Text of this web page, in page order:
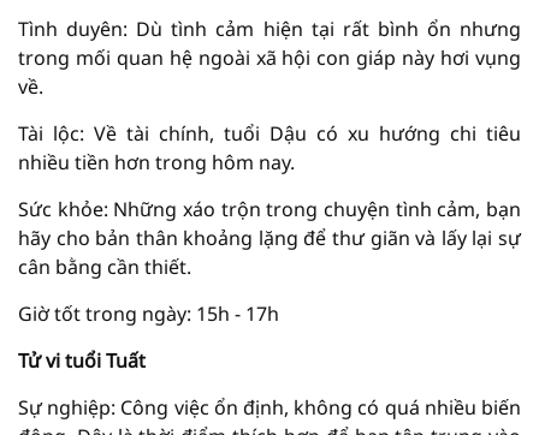
Tình duyên: Dù tình cảm hiện tại rất bình ổn nhưng
trong mối quan hệ ngoài xã hội con giáp này hơi vụng
về.
Tài lộc: Về tài chính, tuổi Dậu có xu hướng chi tiêu
nhiều tiền hơn trong hôm nay.
Sức khỏe: Những xáo trộn trong chuyện tình cảm, bạn
hãy cho bản thân khoảng lặng để thư giãn và lấy lại sự
cân bằng cần thiết.
Giờ tốt trong ngày: 15h - 17h
Tử vi tuổi Tuất
Sự nghiệp: Công việc ổn định, không có quá nhiều biến